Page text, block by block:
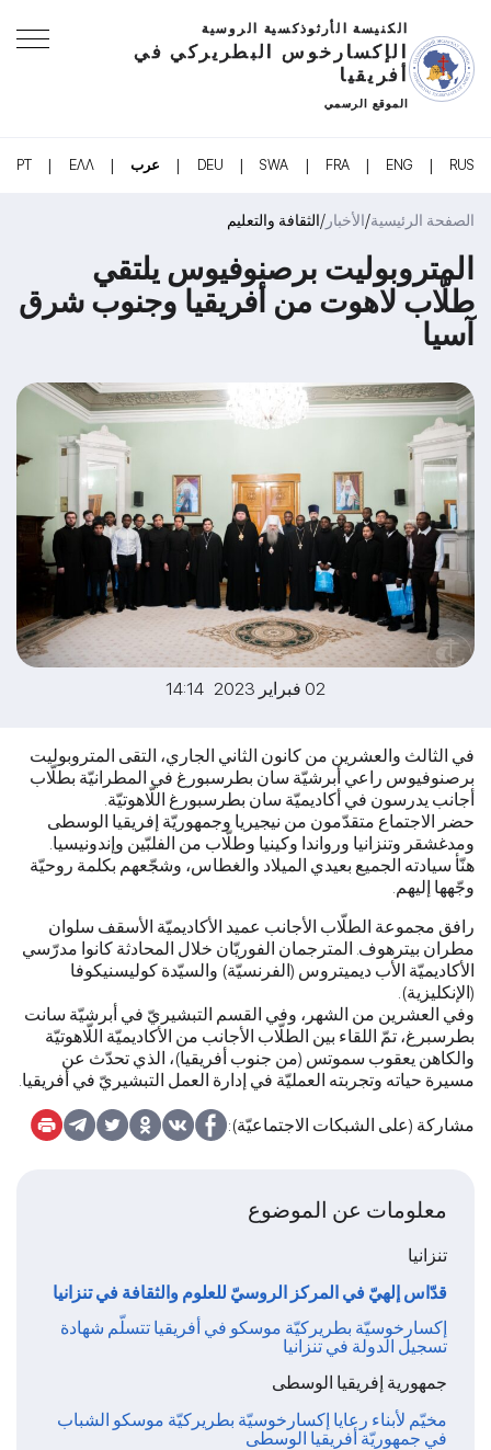
الكنيسة الأرثوذكسية الروسية
الإكسارخوس البطريركي في
أفريقيا
الموقع الرسمي
RUS
|
ENG
|
FRA
|
SWA
|
DEU
| عرب |
ΕΛΛ
|
PT
الصفحة الرئيسية/الأخبار /الثقافة والتعليم
المتروبوليت برصنوفيوس يلتقي
طلّاب لاهوت من أفريقيا وجنوب شرق
آسيا
02 فبراير 2023 14:14
في الثالث والعشرين من كانون الثاني الجاري، التقى المتروبوليت
برصنوفيوس راعي أبرشيّة سان بطرسبورغ في المطرانيّة بطلّاب
أجانب يدرسون في أكاديميّة سان بطرسبورغ اللّاهوتيّة.
حضر الاجتماع متقدّمون من نيجيريا وجمهوريّة إفريقيا الوسطى
ومدغشقر وتنزانيا ورواندا وكينيا وطلّاب من الفلبّين وإندونيسيا.
هنّأ سيادته الجميع بعيدي الميلاد والغطاس، وشجّعهم بكلمة روحيّة
وجّهها إليهم.
رافق مجموعة الطلّاب الأجانب عميد الأكاديميّة الأسقف سلوان
مطران بيترهوف. المترجمان الفوريّان خلال المحادثة كانوا مدرّسي
الأكاديميّة الأب ديميتروس (الفرنسيّة) والسيّدة كوليسنيكوفا
(الإنكليزية).
وفي العشرين من الشهر، وفي القسم التبشيريّ في أبرشيّة سانت
بطرسبرغ، تمّ اللقاء بين الطلّاب الأجانب من الأكاديميّة اللّاهوتيّة
والكاهن يعقوب سموتس (من جنوب أفريقيا)، الذي تحدّث عن
مسيرة حياته وتجربته العمليّة في إدارة العمل التبشيريّ في أفريقيا.
مشاركة (على الشبكات الاجتماعيّة):
معلومات عن الموضوع
تنزانيا
قدّاس إلهيّ في المركز الروسيّ للعلوم والثقافة في تنزانيا
إكسارخوسيّة بطريركيّة موسكو في أفريقيا تتسلّم شهادة
تسجيل الدولة في تنزانيا
جمهورية إفريقيا الوسطى
مخيّم لأبناء رعايا إكسارخوسيّة بطريركيّة موسكو الشباب
في جمهوريّة أفريقيا الوسطى